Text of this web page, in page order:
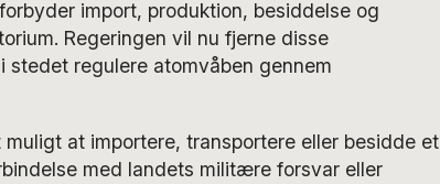
import, produktion, besiddelse og
Regeringen vil nu fjerne disse
stedet regulere atomvåben gennem
at importere, transportere eller besidde et
med landets militære forsvar eller